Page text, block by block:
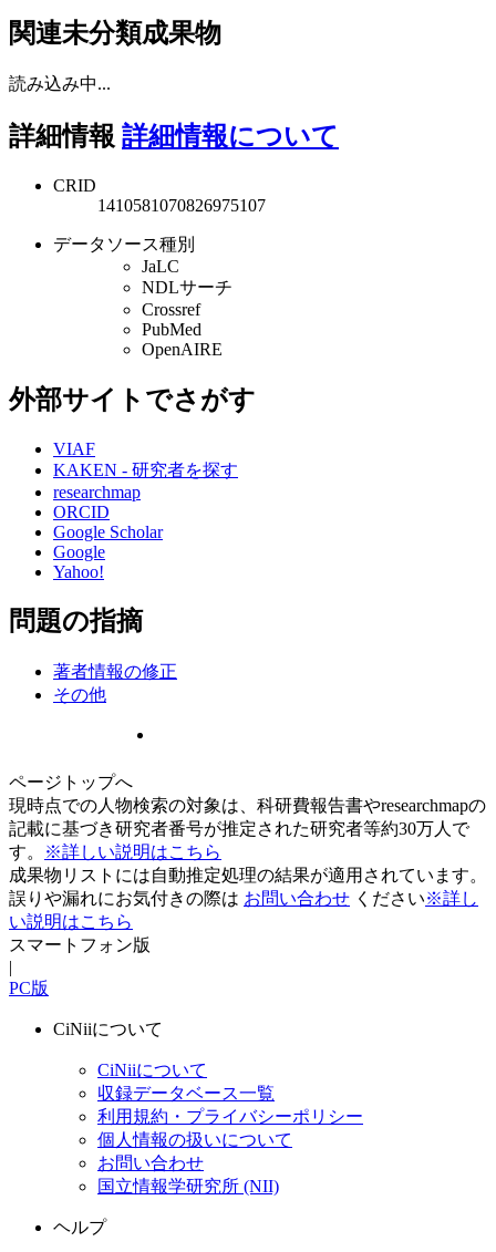
関連未分類成果物
読み込み中...
詳細情報 詳細情報について
CRID
1410581070826975107
データソース種別
JaLC
NDLサーチ
Crossref
PubMed
OpenAIRE
外部サイトでさがす
VIAF
KAKEN - 研究者を探す
researchmap
ORCID
Google Scholar
Google
Yahoo!
問題の指摘
著者情報の修正
その他
ページトップへ
現時点での人物検索の対象は、科研費報告書やresearchmapの
記載に基づき研究者番号が推定された研究者等約30万人で
す。
※詳しい説明はこちら
成果物リストには自動推定処理の結果が適用されています。
誤りや漏れにお気付きの際は お問い合わせ ください※詳し
い説明はこちら
スマートフォン版
|
PC版
CiNiiについて
CiNiiについて
収録データベース一覧
利用規約・プライバシーポリシー
個人情報の扱いについて
お問い合わせ
国立情報学研究所 (NII)
ヘルプ